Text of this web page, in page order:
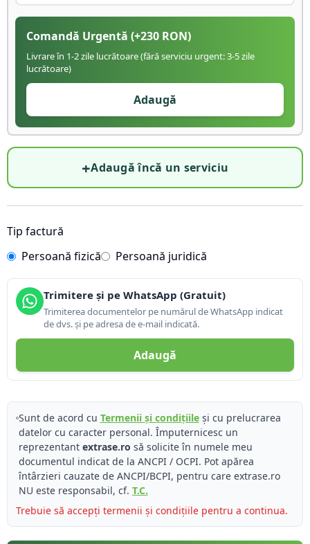
Comandă Urgentă (+230 RON)
Livrare în 1-2 zile lucrătoare (fără serviciu urgent: 3-5 zile
lucrătoare)
Adaugă
+Adaugă încă un serviciu
Tip factură
Persoană fizică
Persoană juridică
Trimitere și pe WhatsApp (Gratuit)
Trimiterea documentelor pe numărul de WhatsApp indicat
de dvs. și pe adresa de e-mail indicată.
Adaugă
Sunt de acord cu Termenii și condițiileși cu prelucrarea
datelor cu caracter personal. Împuternicesc un
reprezentant extrase.ro să solicite în numele meu
documentul indicat de la ANCPI / OCPI. Pot apărea
întârzieri cauzate de ANCPI/BCPI, pentru care extrase.ro
NU este responsabil, cf. T.C.
Trebuie să accepți termenii și condițiile pentru a continua.